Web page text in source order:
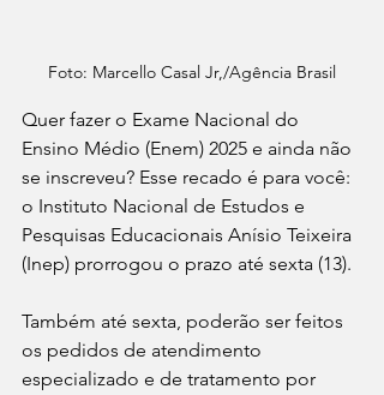
Foto: Marcello Casal Jr,/Agência Brasil
Quer fazer o Exame Nacional do
Ensino Médio (Enem) 2025 e ainda não
se inscreveu? Esse recado é para você:
o Instituto Nacional de Estudos e
Pesquisas Educacionais Anísio Teixeira
(Inep) prorrogou o prazo até sexta (13).
Também até sexta, poderão ser feitos
os pedidos de atendimento
especializado e de tratamento por